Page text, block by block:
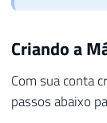
Criando a
Com sua conta
passos abaixo